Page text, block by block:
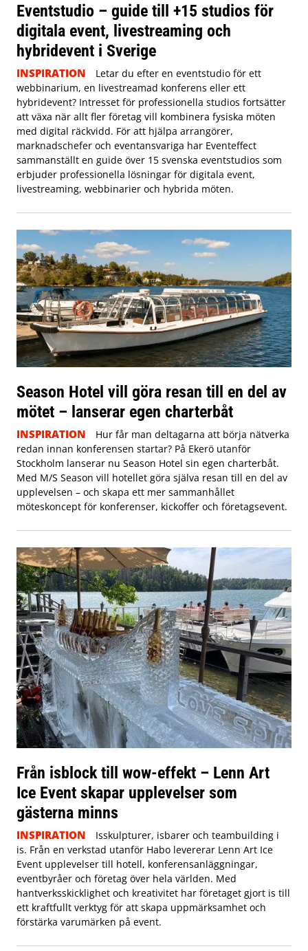
Eventstudio – guide till +15 studios för
digitala event, livestreaming och
hybridevent i Sverige
INSPIRATION
Letar du efter en eventstudio för ett
webbinarium, en livestreamad konferens eller ett
hybridevent? Intresset för professionella studios fortsätter
att växa när allt fler företag vill kombinera fysiska möten
med digital räckvidd. För att hjälpa arrangörer,
marknadschefer och eventansvariga har Eventeffect
sammanställt en guide över 15 svenska eventstudios som
erbjuder professionella lösningar för digitala event,
livestreaming, webbinarier och hybrida möten.
Season Hotel vill göra resan till en del av
mötet – lanserar egen charterbåt
INSPIRATION
Hur får man deltagarna att börja nätverka
redan innan konferensen startar? På Ekerö utanför
Stockholm lanserar nu Season Hotel sin egen charterbåt.
Med M/S Season vill hotellet göra själva resan till en del av
upplevelsen – och skapa ett mer sammanhållet
möteskoncept för konferenser, kickoffer och företagsevent.
Från isblock till wow-effekt – Lenn Art
Ice Event skapar upplevelser som
gästerna minns
INSPIRATION
Isskulpturer, isbarer och teambuilding i
is. Från en verkstad utanför Habo levererar Lenn Art Ice
Event upplevelser till hotell, konferensanläggningar,
eventbyråer och företag över hela världen. Med
hantverksskicklighet och kreativitet har företaget gjort is till
ett kraftfullt verktyg för att skapa uppmärksamhet och
förstärka varumärken på event.